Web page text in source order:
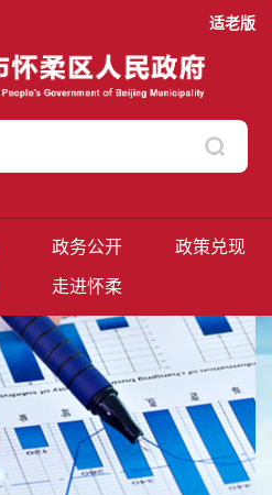
适老版
政务公开 政策兑现
走进怀柔